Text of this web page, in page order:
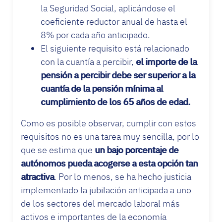
la Seguridad Social, aplicándose el
coeficiente reductor anual de hasta el
8% por cada año anticipado.
El siguiente requisito está relacionado
con la cuantía a percibir, el importe de la
pensión a percibir debe ser superior a la
cuantía de la pensión mínima al
cumplimiento de los 65 años de edad.
Como es posible observar, cumplir con estos
requisitos no es una tarea muy sencilla, por lo
que se estima que un bajo porcentaje de
autónomos pueda acogerse a esta opción tan
atractiva. Por lo menos, se ha hecho justicia
implementado la jubilación anticipada a uno
de los sectores del mercado laboral más
activos e importantes de la economía